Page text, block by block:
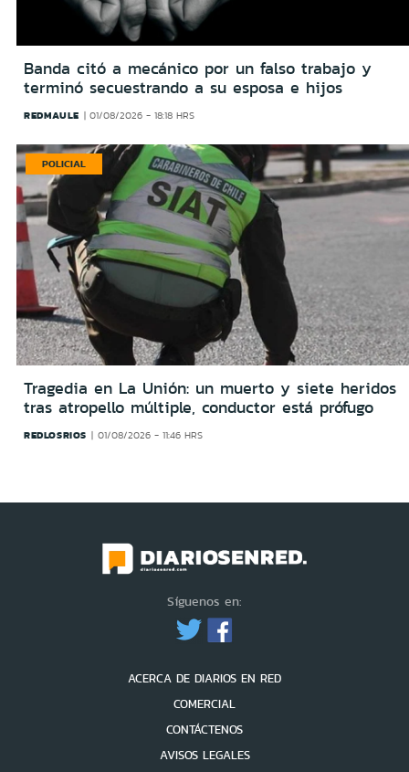
Banda citó a mecánico por un falso trabajo y
terminó secuestrando a su esposa e hijos
REDMAULE 01/08/2026 - 18:18 HRS
POLICIAL
Tragedia en La Unión: un muerto y siete heridos
tras atropello múltiple, conductor está prófugo
REDLOSRIOS 01/08/2026 - 11:46 HRS
Síguenos en:
ACERCA DE DIARIOS EN RED
COMERCIAL
CONTÁCTENOS
AVISOS LEGALES